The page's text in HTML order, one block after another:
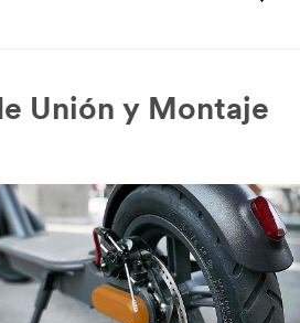
Unión y Montaje